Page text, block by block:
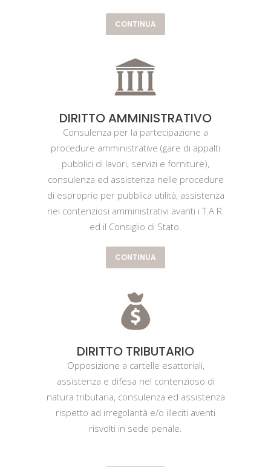
CONTINUA
DIRITTO AMMINISTRATIVO
Consulenza per la partecipazione a
procedure amministrative (gare di appalti
pubblici di lavori, servizi e forniture),
consulenza ed assistenza nelle procedure
di esproprio per pubblica utilità, assistenza
nei contenziosi amministrativi avanti i T.A.R.
ed il Consiglio di Stato.
CONTINUA
DIRITTO TRIBUTARIO
Opposizione a cartelle esattoriali,
assistenza e difesa nel contenzioso di
natura tributaria, consulenza ed assistenza
rispetto ad irregolarità e/o illeciti aventi
risvolti in sede penale.